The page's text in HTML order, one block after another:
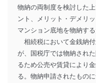
物納の両制度を検討した
ント、メリット・デメリッ
マンション底地を物納す
相続税において金銭納
が、国税庁では物納され
るため公売や賃貸により
る。物納申請されたもの